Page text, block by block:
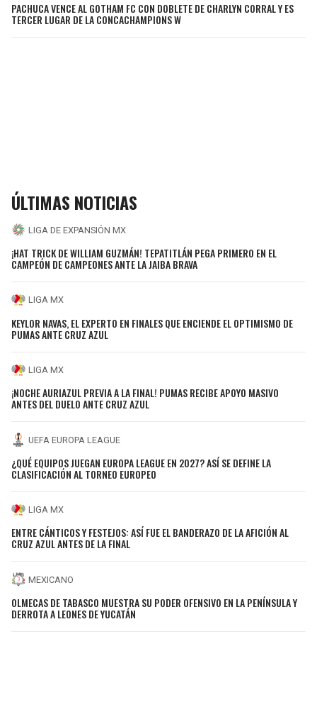
PACHUCA VENCE AL GOTHAM FC CON DOBLETE DE CHARLYN CORRAL Y ES
TERCER LUGAR DE LA CONCACHAMPIONS W
ÚLTIMAS NOTICIAS
LIGA DE EXPANSIÓN MX
¡HAT TRICK DE WILLIAM GUZMÁN! TEPATITLÁN PEGA PRIMERO EN EL
CAMPEÓN DE CAMPEONES ANTE LA JAIBA BRAVA
LIGA MX
KEYLOR NAVAS, EL EXPERTO EN FINALES QUE ENCIENDE EL OPTIMISMO DE
PUMAS ANTE CRUZ AZUL
LIGA MX
¡NOCHE AURIAZUL PREVIA A LA FINAL! PUMAS RECIBE APOYO MASIVO
ANTES DEL DUELO ANTE CRUZ AZUL
UEFA EUROPA LEAGUE
¿QUÉ EQUIPOS JUEGAN EUROPA LEAGUE EN 2027? ASÍ SE DEFINE LA
CLASIFICACIÓN AL TORNEO EUROPEO
LIGA MX
ENTRE CÁNTICOS Y FESTEJOS: ASÍ FUE EL BANDERAZO DE LA AFICIÓN AL
CRUZ AZUL ANTES DE LA FINAL
MEXICANO
OLMECAS DE TABASCO MUESTRA SU PODER OFENSIVO EN LA PENÍNSULA Y
DERROTA A LEONES DE YUCATÁN